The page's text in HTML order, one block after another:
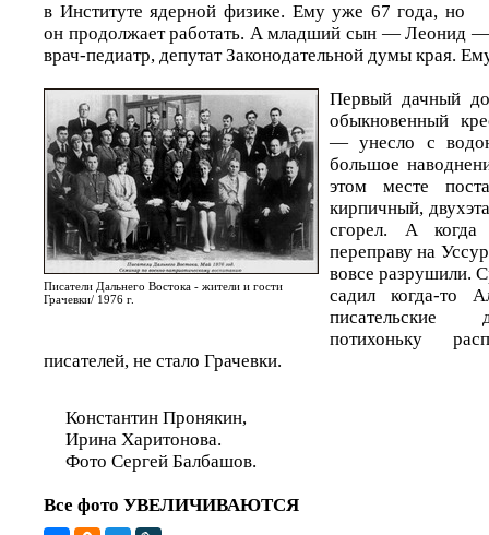
в Институте ядерной физике. Ему уже 67 года, но
он продолжает работать. А младший сын — Леонид —
врач-педиатр, депутат Законодательной думы края.
Писатели Дальнего Востока - жители и гости
Грачевки/ 1976 г.
Первый дачный
обыкновенный
— унесло с
большое
этом месте
кирпичный,
сгорел. А когда
переправу на
вовсе разрушили.
садил когда-то
писательские
потихоньку
писателей, не стало Грачевки.
Константин Пронякин,
Ирина Харитонова.
Фото Сергей Балбашов.
Все фото УВЕЛИЧИВАЮТСЯ